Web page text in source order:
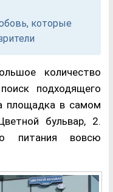
которые
количество
подходящего
площадка в самом
бульвар, 2.
питания вовсю